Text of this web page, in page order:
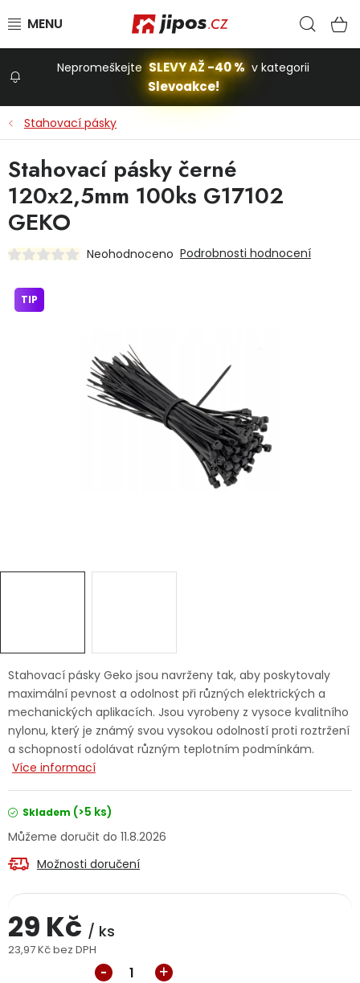
Stavba a dům
Dílna
Dětská hřiště
Jaký je aktuální stav mé objednávky?
Servis nářadí
Doprava a platba
Reklamační formulář
Nepromeškejte SLEVY AŽ -40 % v kategorii
Slevoakce!
Stahovací pásky
Stahovací pásky Geko jsou navrženy tak, aby poskytovaly
maximální pevnost a odolnost při různých elektrických a
mechanických aplikacích. Jsou vyrobeny z vysoce kvalitního
nylonu, který je známý svou vysokou odolností proti roztržení
a schopností odolávat různým teplotním podmínkám.
Více informací
Skladem (>5 ks)
11.8.2026
Možnosti doručení
29 Kč / ks
23,97 Kč bez DPH
Stahovací pásky černé
120x2,5mm 100ks G17102
GEKO
Neohodnoceno Podrobnosti hodnocení
TIP